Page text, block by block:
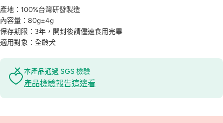
產地：100%台灣研發製造
內容量：80g±4g
保存期限：3年，開封後請儘速食用完畢
適用對象：全齡犬
本產品通過 SGS 檢驗
產品檢驗報告這邊看